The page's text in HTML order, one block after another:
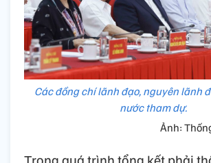
Các đồng chí lãnh đạo, nguyên lãnh
nước tham dự.
Ảnh:
Trong quá trình tổng kết phải